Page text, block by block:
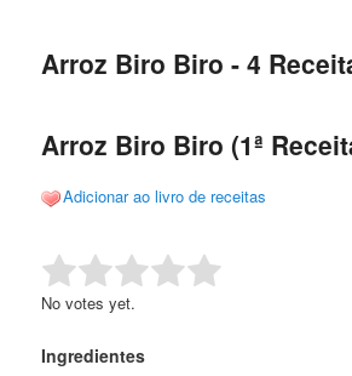
conteúdo
conteúdo
Arroz Biro Biro - 4
Arroz Biro Biro (1ª
Adicionar ao livro de receitas
Rate this item: Submit Rating
No votes yet.
Ingredientes